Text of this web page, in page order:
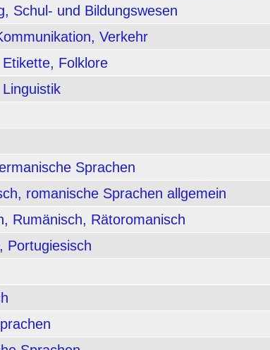
Schul- und Bildungswesen
Verkehr
Folklore
Sprachen
romanische Sprachen allgemein
Rumänisch, Rätoromanisch
Portugiesisch